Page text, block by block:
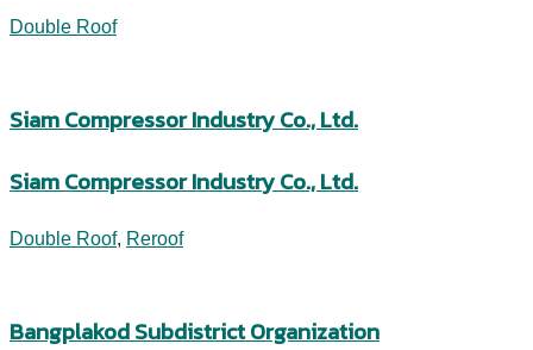
Double Roof
Siam Compressor Industry Co., Ltd.
Siam Compressor Industry Co., Ltd.
Double Roof, Reroof
Bangplakod Subdistrict Organization